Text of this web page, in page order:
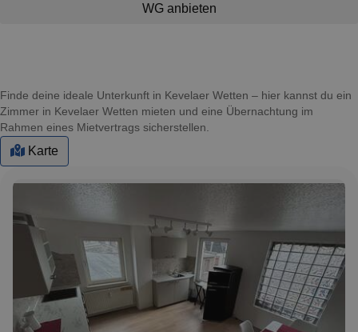
WG anbieten
Finde deine ideale Unterkunft in Kevelaer Wetten – hier kannst du ein
Zimmer in Kevelaer Wetten mieten und eine Übernachtung im
Rahmen eines Mietvertrags sicherstellen.
Karte